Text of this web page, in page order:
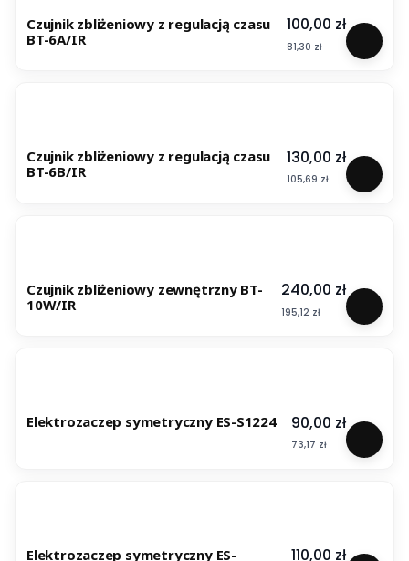
Czujnik zbliżeniowy z regulacją czasu
BT-6A/IR
Cena
100,00 zł
Cena
81,30 zł
Czujnik zbliżeniowy z regulacją czasu
BT-6B/IR
Cena
130,00 zł
Cena
105,69 zł
Czujnik zbliżeniowy zewnętrzny BT-
10W/IR
Cena
240,00 zł
Cena
195,12 zł
Elektrozaczep symetryczny ES-S1224 Cena
90,00 zł
Cena
73,17 zł
Elektrozaczep symetryczny ES-
Cena
110,00 zł